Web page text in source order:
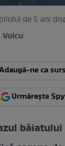
de 5 ani
ne ca
Urmărește